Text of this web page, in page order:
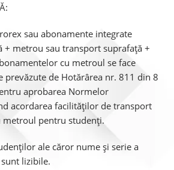
sau abonamente integrate
+ metrou sau transport suprafață +
cu metroul se face
prevăzute de Hotărârea nr. 811 din 8
aprobarea Normelor
acordarea facilităților de transport
pentru studenți.
ale căror nume și serie a
sunt lizibile.